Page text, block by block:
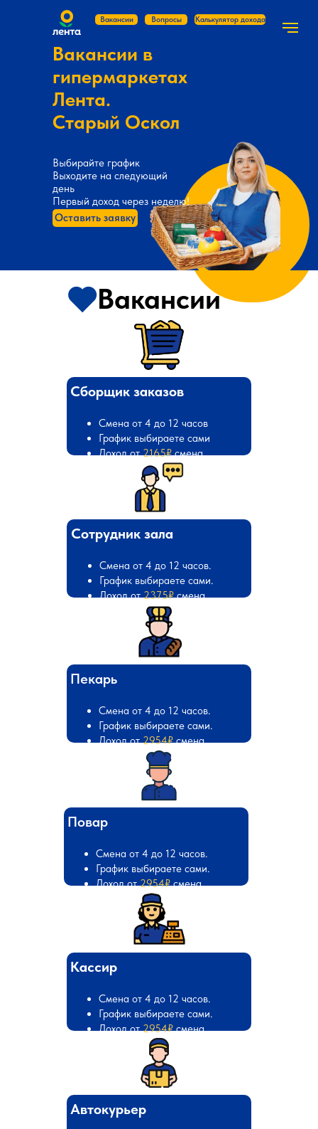
Вакансии в
гипермаркетах
Лента.
Старый Оскол
Выбирайте график
Выходите на следующий
день
Первый доход через неделю!
Оставить заявку
Вакансии Вопросы Калькулятор дохода
Вакансии
Кассир
Смена от 4 до 12 часов.
График выбираете сами.
Доход от2954₽смена
Смена от 4 до 12 часов
График выбираете сами
Доход от2165₽смена
Сборщик заказов
Смена от 4 до 12 часов.
График выбираете сами.
Доход от2375₽смена
Сотрудник зала
Повар
Смена от 4 до 12 часов.
График выбираете сами.
Доход от2954₽смена
Пекарь
Смена от 4 до 12 часов.
График выбираете сами.
Доход от2954₽смена
Автокурьер